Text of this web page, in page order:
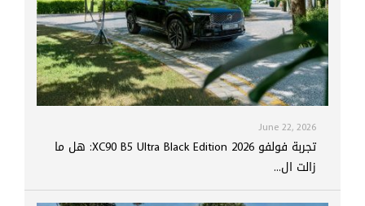
June 22, 2026
تجربة فولفو XC90 B5 Ultra Black Edition 2026: هل ما
زالت ال...